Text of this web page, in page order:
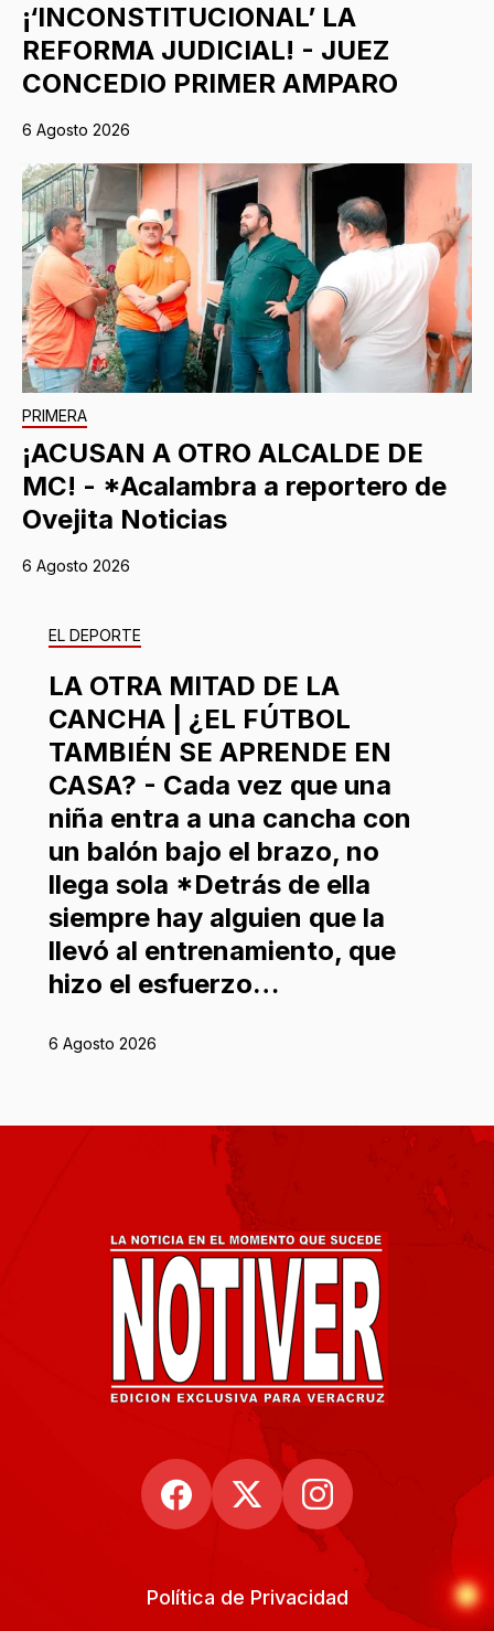
¡‘INCONSTITUCIONAL’ LA
REFORMA JUDICIAL! - JUEZ
CONCEDIO PRIMER AMPARO
6 Agosto 2026
PRIMERA
¡ACUSAN A OTRO ALCALDE DE
MC! - *Acalambra a reportero de
Ovejita Noticias
6 Agosto 2026
EL DEPORTE
LA OTRA MITAD DE LA
CANCHA | ¿EL FÚTBOL
TAMBIÉN SE APRENDE EN
CASA? - Cada vez que una
niña entra a una cancha con
un balón bajo el brazo, no
llega sola *Detrás de ella
siempre hay alguien que la
llevó al entrenamiento, que
hizo el esfuerzo…
6 Agosto 2026
Política de Privacidad